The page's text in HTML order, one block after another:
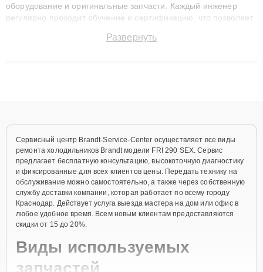
оборудование и оригинальные запчасти. Каждый инженер
регулярно проходит обучение и сертификацию, что позволяет
технику с сохранением гарантии до 3 лет. Наши мастера
Развернуть
Сервисный центр Brandt-Service-Center осуществляет все виды
ремонта холодильников Brandt модели FRI 290 SEX. Сервис
предлагает бесплатную консультацию, высокоточную диагностику
и фиксированные для всех клиентов цены. Передать технику на
обслуживание можно самостоятельно, а также через собственную
службу доставки компании, которая работает по всему городу
Краснодар. Действует услуга выезда мастера на дом или офис в
любое удобное время. Всем новым клиентам предоставляются
скидки от 15 до 20%.
Виды используемых
запчастей